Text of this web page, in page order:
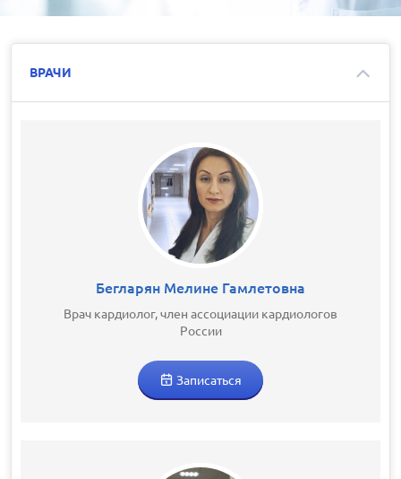
ВРАЧИ
Бегларян Мелине Гамлетовна
Врач кардиолог, член ассоциации кардиологов
России
Записаться